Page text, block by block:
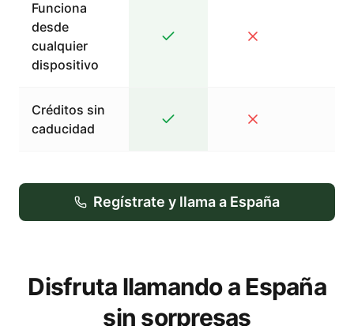
Funciona
desde
cualquier
dispositivo
Créditos sin
caducidad
Regístrate y llama a España
Disfruta llamando a España
sin sorpresas